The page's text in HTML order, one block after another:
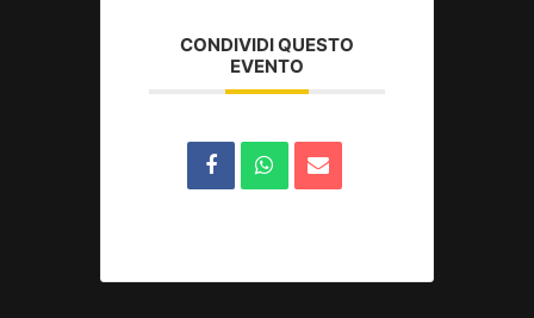
CONDIVIDI QUESTO
EVENTO